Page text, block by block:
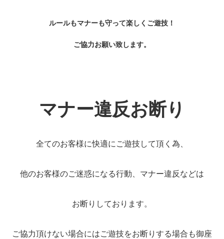
ルールもマナーも守って楽しくご遊技！
ご協力お願い致します。
マナー違反お断り
全てのお客様に快適にご遊技して頂く為、
他のお客様のご迷惑になる行動、マナー違反などは
お断りしております。
ご協力頂けない場合にはご遊技をお断りする場合も御座